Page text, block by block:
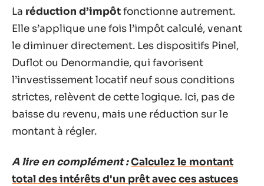
La réduction d’impôtfonctionne autrement.
Elle s’applique une fois l’impôt calculé, venant
le diminuer directement. Les dispositifs Pinel,
Duflot ou Denormandie, qui favorisent
l’investissement locatif neuf sous conditions
strictes, relèvent de cette logique. Ici, pas de
baisse du revenu, mais une réduction sur le
montant à régler.
A lire en complément :Calculez le montant
total des intérêts d'un prêt avec ces astuces